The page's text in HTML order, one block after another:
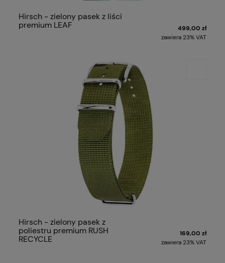
Hirsch - zielony pasek z liści
premium LEAF
499,00 zł
zawiera 23% VAT
Hirsch - zielony pasek z
poliestru premium RUSH
RECYCLE
169,00 zł
zawiera 23% VAT